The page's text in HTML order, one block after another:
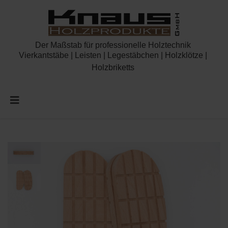
Der Maßstab für professionelle Holztechnik
Vierkantstäbe | Leisten | Legestäbchen | Holzklötze |
Holzbriketts